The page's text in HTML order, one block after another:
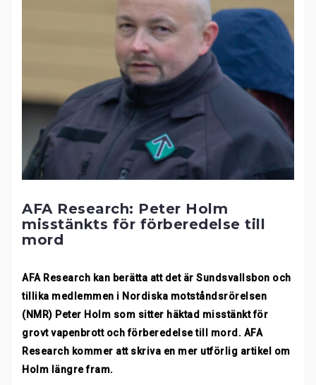
AFA Research: Peter Holm
misstänkts för förberedelse till
mord
AFA Research kan berätta att det är Sundsvallsbon och
tillika medlemmen i Nordiska motståndsrörelsen
(NMR) Peter Holm som sitter häktad misstänkt för
grovt vapenbrott och förberedelse till mord. AFA
Research kommer att skriva en mer utförlig artikel om
Holm längre fram.